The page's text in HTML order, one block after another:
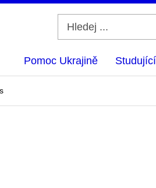
Pomoc Ukrajině Studující